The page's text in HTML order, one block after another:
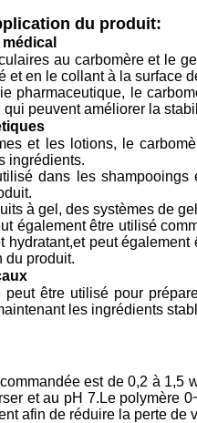
du produit:
au carbomère et le
et en le collant à la surface
pharmaceutique, le
peuvent améliorer la
et les lotions, le
ingrédients.
dans les
à gel, des systèmes de
également être utilisé
hydratant,et peut
du produit.
peut être utilisé pour
les ingrédients
est de 0,2 à 1,5
et au pH 7.Le polymère
afin de réduire la perte de